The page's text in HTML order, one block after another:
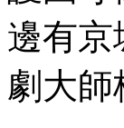
邊有京
劇大